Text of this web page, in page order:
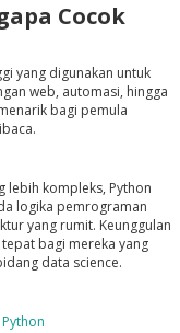
Cocok
yang digunakan untuk
web, automasi, hingga
bagi pemula
lebih kompleks, Python
logika pemrograman
yang rumit. Keunggulan
bagi mereka yang
data science.